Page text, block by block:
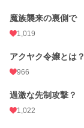
魔族襲来の裏側で
1,019
アクヤク令嬢とは？
966
過激な先制攻撃？
1,022